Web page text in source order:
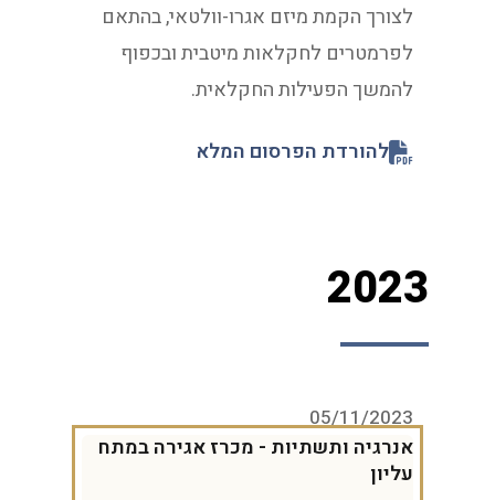
לצורך הקמת מיזם אגרו-וולטאי, בהתאם
לפרמטרים לחקלאות מיטבית ובכפוף
להמשך הפעילות החקלאית.
להורדת הפרסום המלא
2023
05/11/2023
אנרגיה ותשתיות - מכרז אגירה במתח
עליון